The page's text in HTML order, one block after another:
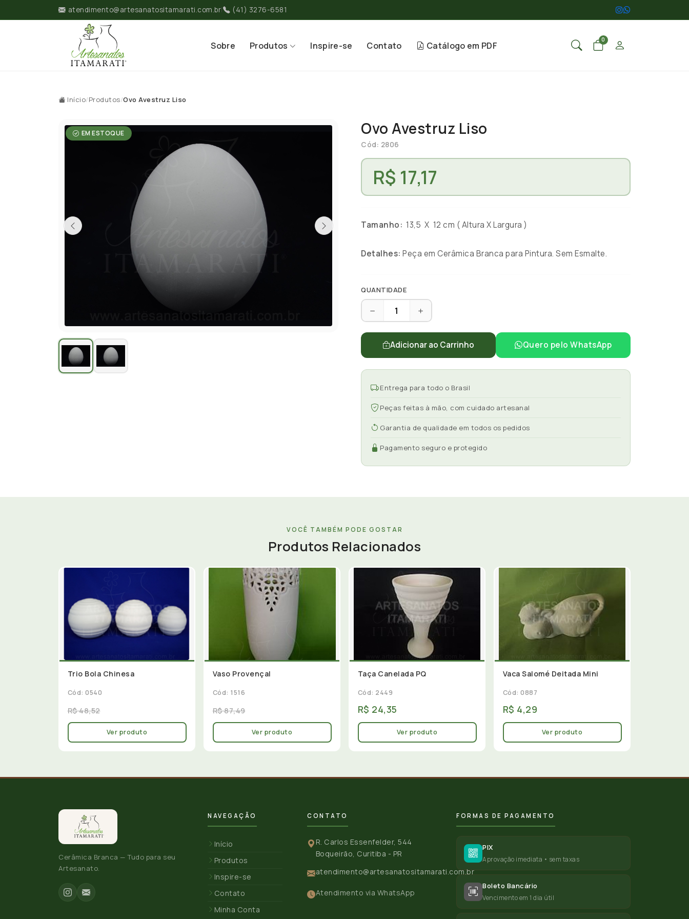
atendimento@artesanatositamarati.com.br| (41) 3276-6581
Sobre Produtos Inspire-se Contato Catálogo em PDF
0
Início/Produtos/Ovo Avestruz Liso
EM ESTOQUE Ovo Avestruz Liso
Cód: 2806
R$ 17,17
Tamanho: 13,5 X 12 cm ( Altura X Largura )
Detalhes: Peça em Cerâmica Branca para Pintura. Sem Esmalte.
QUANTIDADE
Adicionar ao Carrinho Quero pelo WhatsApp
Entrega para todo o Brasil
Peças feitas à mão, com cuidado artesanal
Garantia de qualidade em todos os pedidos
Pagamento seguro e protegido
VOCÊ TAMBÉM PODE GOSTAR
Produtos Relacionados
Trio Bola Chinesa
Cód: 0540
R$ 48,52
Ver produto
Vaso Provençal
Cód: 1516
R$ 87,49
Ver produto
Taça Canelada PQ
Cód: 2449
R$ 24,35
Ver produto
Vaca Salomé Deitada Mini
Cód: 0887
R$ 4,29
Ver produto
Cerâmica Branca — Tudo para seu
Artesanato.
NAVEGAÇÃO
Início
Produtos
Inspire-se
Contato
Minha Conta
CONTATO
R. Carlos Essenfelder, 544
Boqueirão, Curitiba - PR
atendimento@artesanatositamarati.com.br
Atendimento via WhatsApp
FORMAS DE PAGAMENTO
PIX
Aprovação imediata • sem taxas
Boleto Bancário
Vencimento em 1 dia útil